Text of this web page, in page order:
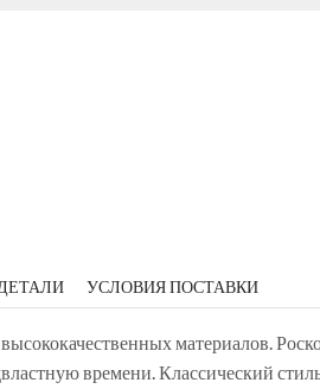
УСЛОВИЯ ПОСТАВКИ
материалов.
времени. Классический